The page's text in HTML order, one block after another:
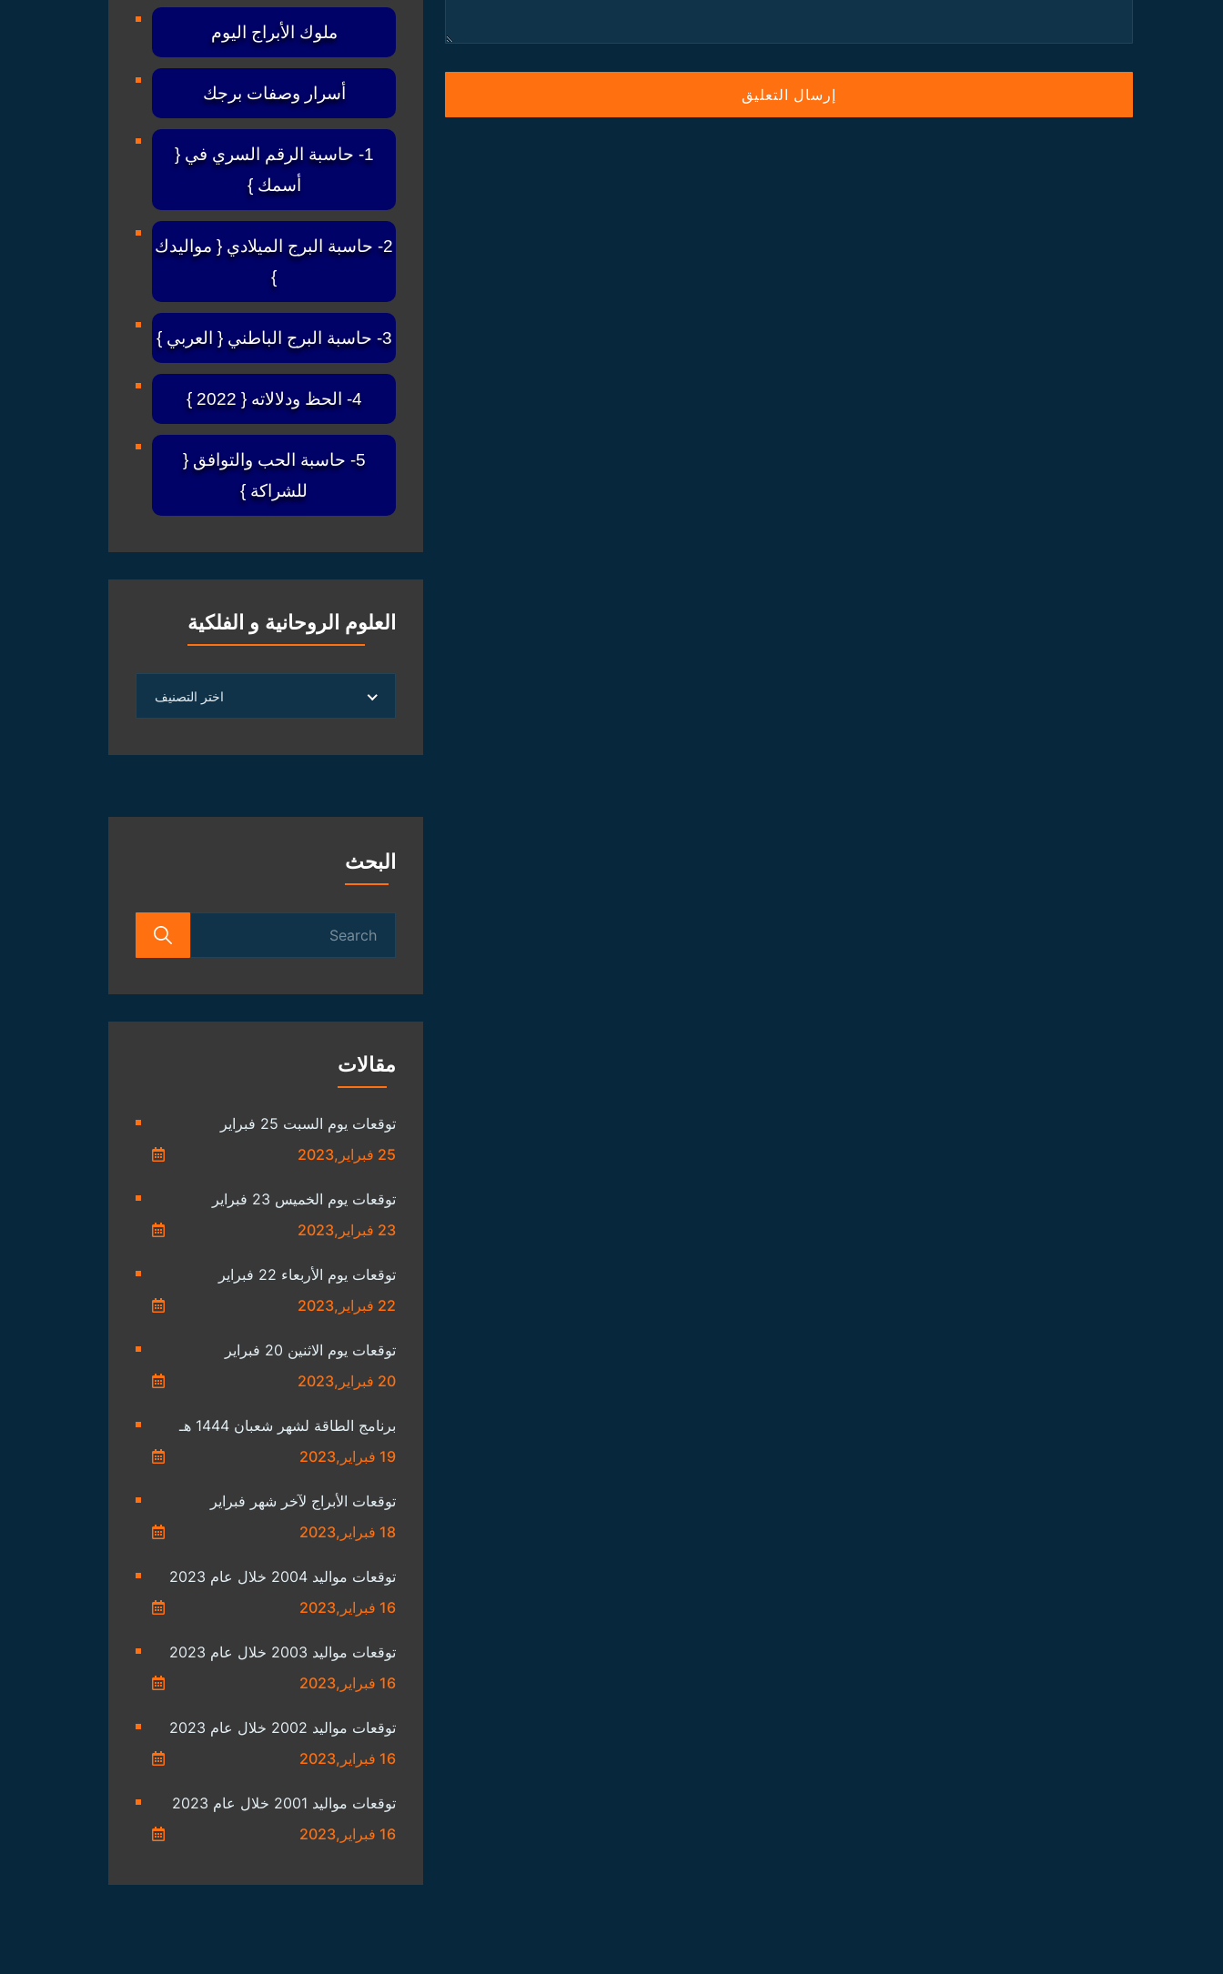
ملوك الأبراج اليوم
أسرار وصفات برجك
1- حاسبة الرقم السري في {
أسمك }
2- حاسبة البرج الميلادي { مواليدك
}
3- حاسبة البرج الباطني { العربي }
4- الحظ ودلالاته { 2022 }
5- حاسبة الحب والتوافق {
للشراكة }
العلوم الروحانية و الفلكية
الروحانية
الفلكية
اختر التصنيف
البحث
مقالات
توقعات يوم السبت 25 فبراير
25 فبراير,2023
توقعات يوم الخميس 23 فبراير
23 فبراير,2023
توقعات يوم الأربعاء 22 فبراير
22 فبراير,2023
توقعات يوم الاثنين 20 فبراير
20 فبراير,2023
برنامج الطاقة لشهر شعبان 1444 هـ
19 فبراير,2023
توقعات الأبراج لآخر شهر فبراير
18 فبراير,2023
توقعات مواليد 2004 خلال عام 2023
16 فبراير,2023
توقعات مواليد 2003 خلال عام 2023
16 فبراير,2023
توقعات مواليد 2002 خلال عام 2023
16 فبراير,2023
توقعات مواليد 2001 خلال عام 2023
16 فبراير,2023